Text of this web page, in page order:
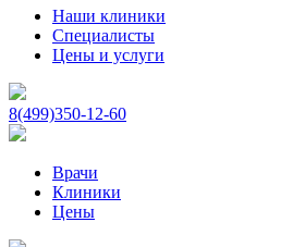
Наши клиники
Специалисты
Цены и услуги
8(499)350-12-60
Врачи
Клиники
Цены